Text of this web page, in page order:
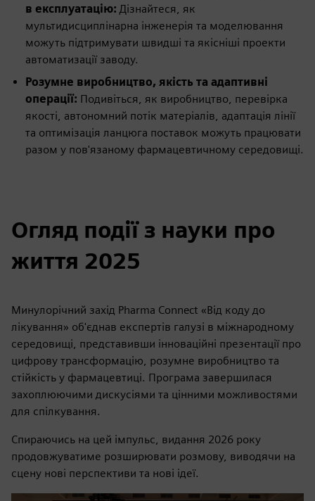
в експлуатацію: Дізнайтеся, як
мультидисциплінарна інженерія та моделювання
можуть підтримувати швидші та якісніші проекти
автоматизації заводу.
Розумне виробництво, якість та адаптивні
операції: Подивіться, як виробництво, перевірка
якості, автономний потік матеріалів, адаптація лінії
та оптимізація ланцюга поставок можуть працювати
разом у пов'язаному фармацевтичному середовищі.
Огляд події з науки про
життя 2025
Минулорічний захід Pharma Connect «Від коду до
лікування» об'єднав експертів галузі в міжнародному
середовищі, представивши інноваційні презентації про
цифрову трансформацію, розумне виробництво та
стійкість у фармацевтиці. Програма завершилася
захоплюючими дискусіями та цінними можливостями
для спілкування.
Спираючись на цей імпульс, видання 2026 року
продовжуватиме розширювати розмову, виводячи на
сцену нові перспективи та нові ідеї.